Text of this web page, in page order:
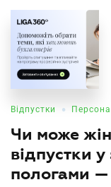
БУХГАЛТЕР
Відпустки •
Чи може
відпустки у
пологами